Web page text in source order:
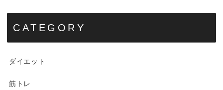
CATEGORY
ダイエット
筋トレ